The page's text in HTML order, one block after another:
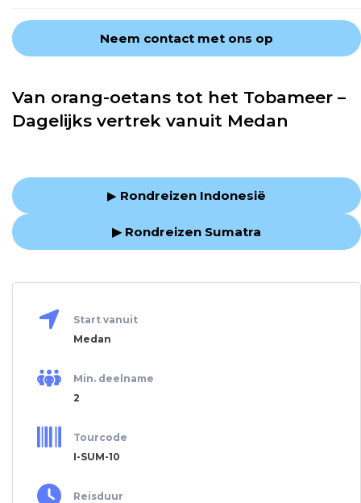
Neem contact met ons op
Van orang-oetans tot het Tobameer –
Dagelijks vertrek vanuit Medan
▶ Rondreizen Indonesië
▶ Rondreizen Sumatra
Start vanuit
Medan
Min. deelname
2
Tourcode
I-SUM-10
Reisduur